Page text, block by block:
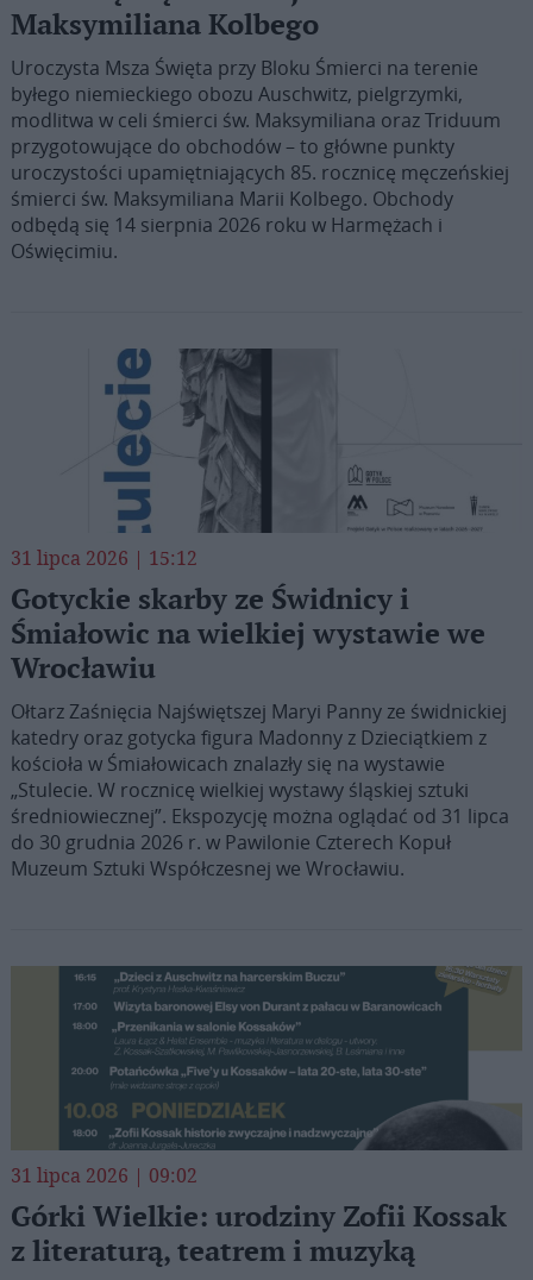
Maksymiliana Kolbego
Uroczysta Msza Święta przy Bloku Śmierci na terenie
byłego niemieckiego obozu Auschwitz, pielgrzymki,
modlitwa w celi śmierci św. Maksymiliana oraz Triduum
przygotowujące do obchodów – to główne punkty
uroczystości upamiętniających 85. rocznicę męczeńskiej
śmierci św. Maksymiliana Marii Kolbego. Obchody
odbędą się 14 sierpnia 2026 roku w Harmężach i
Oświęcimiu.
31 lipca 2026 | 15:12
Gotyckie skarby ze Świdnicy i
Śmiałowic na wielkiej wystawie we
Wrocławiu
Ołtarz Zaśnięcia Najświętszej Maryi Panny ze świdnickiej
katedry oraz gotycka figura Madonny z Dzieciątkiem z
kościoła w Śmiałowicach znalazły się na wystawie
„Stulecie. W rocznicę wielkiej wystawy śląskiej sztuki
średniowiecznej”. Ekspozycję można oglądać od 31 lipca
do 30 grudnia 2026 r. w Pawilonie Czterech Kopuł
Muzeum Sztuki Współczesnej we Wrocławiu.
31 lipca 2026 | 09:02
Górki Wielkie: urodziny Zofii Kossak
z literaturą, teatrem i muzyką